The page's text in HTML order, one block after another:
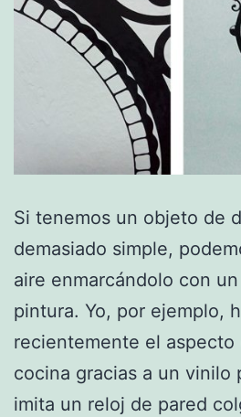
Si tenemos un objeto de
demasiado simple,
aire enmarcándolo con
pintura. Yo, por ejemplo,
recientemente el aspecto
cocina gracias a un vinilo
imita un reloj de pared